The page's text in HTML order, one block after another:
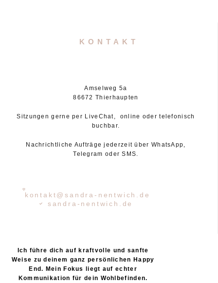
KONTAKT
Amselweg 5a
86672 Thierhaupten
Sitzungen gerne per LiveChat, online oder telefonisch
buchbar.
Nachrichtliche Aufträge jederzeit über WhatsApp,
Telegram oder SMS.
kontakt@sandra-nentwich.de
sandra-nentwich.de
Ich führe dich auf kraftvolle und sanfte
Weise zu deinem ganz persönlichen Happy
End. Mein Fokus liegt auf echter
Kommunikation für dein Wohlbefinden.